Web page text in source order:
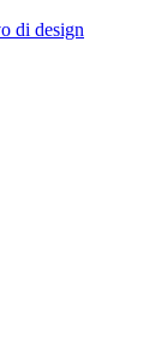
di design